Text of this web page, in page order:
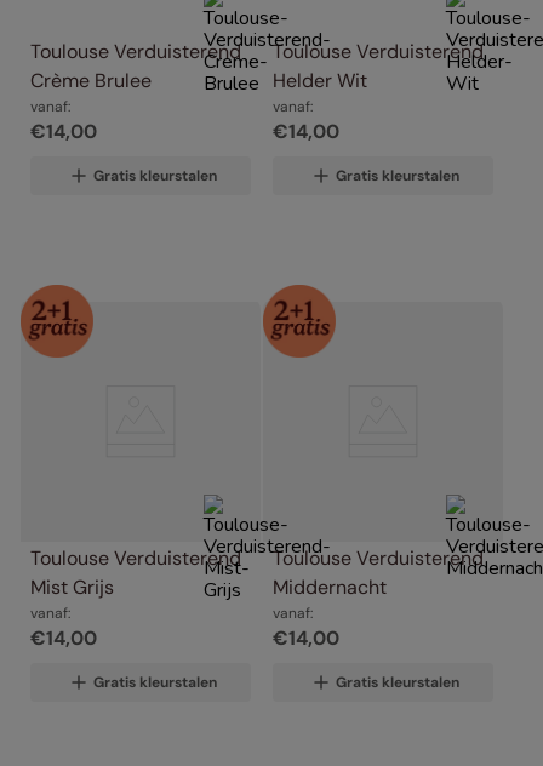
Toulouse Verduisterend
Crème Brulee
vanaf:
€14,00
Gratis kleurstalen
Toulouse Verduisterend
Helder Wit
vanaf:
€14,00
Gratis kleurstalen
Toulouse Verduisterend
Mist Grijs
vanaf:
€14,00
Gratis kleurstalen
Toulouse Verduisterend
Middernacht
vanaf:
€14,00
Gratis kleurstalen